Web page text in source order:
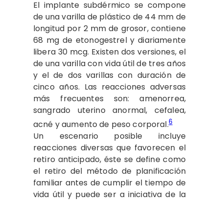
El implante subdérmico se compone
de una varilla de plástico de 44 mm de
longitud por 2 mm de grosor, contiene
68 mg de etonogestrel y diariamente
libera 30 mcg. Existen dos versiones, el
de una varilla con vida útil de tres años
y el de dos varillas con duración de
cinco años. Las reacciones adversas
más frecuentes son: amenorrea,
sangrado uterino anormal, cefalea,
acné y aumento de peso corporal.6
Un escenario posible incluye
reacciones diversas que favorecen el
retiro anticipado, éste se define como
el retiro del método de planificación
familiar antes de cumplir el tiempo de
vida útil y puede ser a iniciativa de la